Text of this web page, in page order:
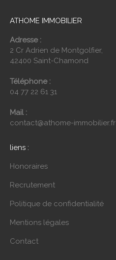
ATHOME IMMOBILIER
Adresse :
2 Cr Adrien de Montgolfier,
42400 Saint-Chamond
Téléphone :
04 77 22 61 31
Mail :
contact@athome-immobilier.fr
liens :
Honoraires
Recrutement
Politique de confidentialité
Mentions légales
Contact